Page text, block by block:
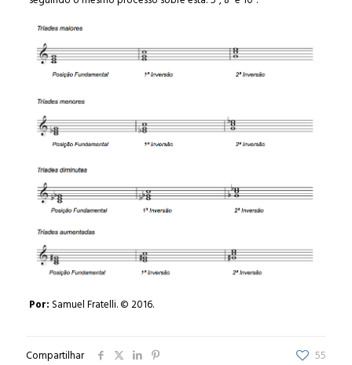
Por: Samuel Fratelli. © 2016.
Compartilhar 55